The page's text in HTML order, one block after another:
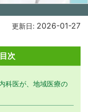
更新日: 2026-01-27
次
科医が、地域医療の